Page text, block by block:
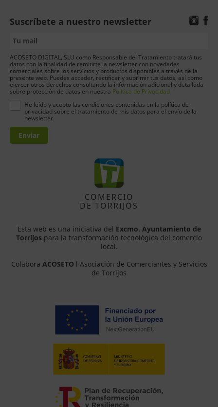
Suscríbete a nuestro newsletter
ACOSETO DIGITAL, SLU como Responsable del Tratamiento tratará tus
datos con la finalidad de remitirte la newsletter con novedades
comerciales sobre los servicios y productos disponibles a través de la
presente web. Puedes acceder, rectificar y suprimir tus datos, así como
ejercer otros derechos consultando la información adicional y detallada
sobre protección de datos en nuestra Política de Privacidad
He leído y acepto las condiciones contenidas en la política de
privacidad sobre el tratamiento de mis datos para el envío de la
newsletter.
Enviar
COMERCIO
DE TORRIJOS
Esta web es una iniciativa del Excmo. Ayuntamiento de
Torrijos para la transformación tecnológica del comercio
local.
Colabora ACOSETO l Asociación de Comerciantes y Servicios
de Torrijos